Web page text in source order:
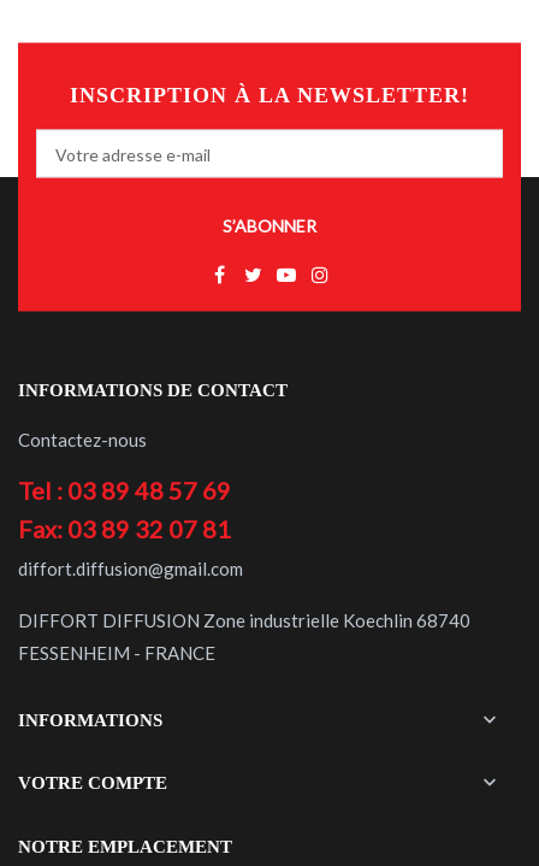
INSCRIPTION À LA NEWSLETTER!
S’ABONNER
INFORMATIONS DE CONTACT
Contactez-nous
Tel : 03 89 48 57 69
Fax: 03 89 32 07 81
diffort.diffusion@gmail.com
DIFFORT DIFFUSION Zone industrielle Koechlin 68740
FESSENHEIM - FRANCE
INFORMATIONS 
VOTRE COMPTE 
NOTRE EMPLACEMENT